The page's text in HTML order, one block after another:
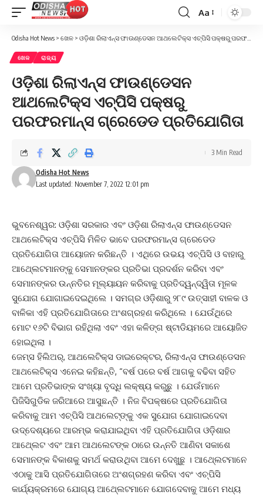
Font
Resizer
Aa
Odisha Hot News > ଖେଳ > ଓଡ଼ିଶା ରିଲାଏନ୍ସ ଫାଉଣ୍ଡେସନ ଆଥଲେଟିକ୍ସ ଏଚ୍‍ପିସି ପକ୍ଷରୁ ପରଫରମାନ୍ସ ଗ୍ରେଡେଡ ପ୍ରତିଯୋଗିତା
ଖେଳ ରାଜ୍ୟ
ଓଡ଼ିଶା ରିଲାଏନ୍ସ ଫାଉଣ୍ଡେସନ
ଆଥଲେଟିକ୍ସ ଏଚ୍‍ପିସି ପକ୍ଷରୁ
ପରଫରମାନ୍ସ ଗ୍ରେଡେଡ ପ୍ରତିଯୋଗିତା
Last updated: November 7, 2022 12:01 pm
Odisha Hot News
3 Min Read
ଭୁବନେଶ୍ୱର: ଓଡ଼ିଶା ସରକାର ଏବଂ ଓଡ଼ିଶା ରିଲାଏନ୍ସ ଫାଉଣ୍ଡେସନ
ଆଥଲେଟିକ୍ସ ଏଚ୍‍ପିସି ମିଳିତ ଭାବେ ପରଫରମାନ୍ସ ଗ୍ରେଡେଡ
ପ୍ରତିଯୋଗିତା ଆୟୋଜନ କରିଛନ୍ତି । ଏଥିରେ ଉଭୟ ଏଚ୍‍ପିସି ଓ ବାହାରୁ
ଆଥ୍‍ଲେଟମାନଙ୍କୁ ସେମାନଙ୍କର ପ୍ରତିଭା ପ୍ରଦର୍ଶନ କରିବା ଏବଂ
ସେମାନଙ୍କର ଉନ୍ନତିର ମୂଲ୍ୟାୟନ କରିବାକୁ ପ୍ରତିଦ୍ୱନ୍ଦ୍ୱିତା ମୂଳକ
ସୁଯୋଗ ଯୋଗାଇଦେଇଥିଲେ । ସମଗ୍ର ଓଡ଼ିଶାରୁ ୨୮୯ ଉତ୍ସାହୀ ବାଳକ ଓ
ବାଳିକା ଏହି ପ୍ରତିଯୋଗିତାରେ ଅଂଶଗ୍ରହଣ କରିଥିଲେ । ଯେଉଁଥିରେ
ମୋଟ ୧୬ଟି ବିଭାଗ ରହିଥିଲା ଏବଂ ଏହା କଳିଙ୍ଗ ଷ୍ଟାଡିୟମରେ ଆୟୋଜିତ
ହୋଇଥିଲା ।
ଜେମ୍ସ ହିଲିଅର୍‍, ଆଥଲେଟିକ୍ସ ଡାଇରେକ୍ଟର, ରିଲାଏନ୍ସ ଫାଉଣ୍ଡେସନ
ଆଥଲେଟିକ୍ସ ଏନେଇ କହିଛନ୍ତି, “ବର୍ଷ ପରେ ବର୍ଷ ଆଗକୁ ବଢିବା ସହିତ
ଆମେ ପ୍ରତିଭାଙ୍କ ସଂଖ୍ୟା ବୃଦ୍ଧି ଲକ୍ଷ୍ୟ କରୁଛୁ । ଯେଉଁମାନେ
ପିଜିସିଗୁଡିକ ଜରିଆରେ ଆସୁଛନ୍ତି । ନିଜ ବିପକ୍ଷରେ ପ୍ରତିଯୋଗିତା
କରିବାକୁ ଆମ ଏଚ୍‍ପିସି ଆଥଲେଟ୍‍ଙ୍କୁ ଏକ ସୁଯୋଗ ଯୋଗାଇଦେବା
ଉଦ୍ଦେଶ୍ୟରେ ଆରମ୍ଭ କରାଯାଇଥିବା ଏହି ପ୍ରତିଯୋଗିତା ଓଡ଼ିଶାର
ଆଥ୍‍ଲେଟ ଏବଂ ଆମ ଆଥଲେଟଙ୍କ ଠାରେ ଉନ୍ନତି ଆଣିବା ସକାଶେ
ସେମାନଙ୍କ ବିକାଶକୁ ସମର୍ଥ କରାଉଥିବା ଆମେ ଦେଖୁଛୁ । ଆଥ୍‍ଲେଟମାନେ
ଏଠାକୁ ଆସି ପ୍ରତିଯୋଗିତାରେ ଅଂଶଗ୍ରହଣ କରିବା ଏବଂ ଏଚ୍‍ପିସି
କାର୍ଯ୍ୟକ୍ରମରେ ଯୋଗ୍ୟ ଆଥ୍‍ଲେଟମାନେ ଯୋଗଦେବାକୁ ଆମେ ମଧ୍ୟ